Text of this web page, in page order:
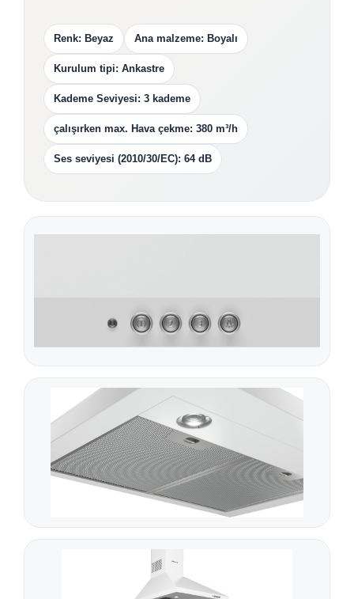
Renk: Beyaz Ana malzeme: Boyalı
Kurulum tipi: Ankastre
Kademe Seviyesi: 3 kademe
çalışırken max. Hava çekme: 380 m³/h
Ses seviyesi (2010/30/EC): 64 dB